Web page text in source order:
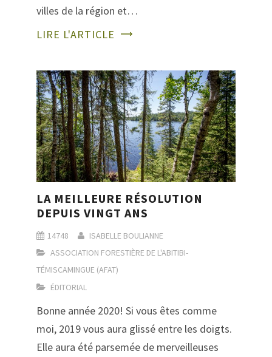
villes de la région et…
LIRE L'ARTICLE
LA MEILLEURE RÉSOLUTION
DEPUIS VINGT ANS
14748
ISABELLE BOULIANNE
ASSOCIATION FORESTIÈRE DE L'ABITIBI-
TÉMISCAMINGUE (AFAT)
ÉDITORIAL
Bonne année 2020! Si vous êtes comme
moi, 2019 vous aura glissé entre les doigts.
Elle aura été parsemée de merveilleuses